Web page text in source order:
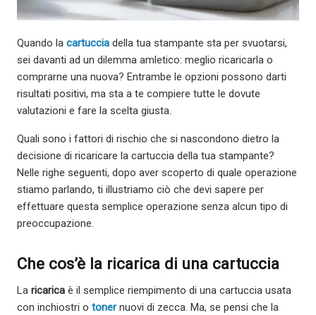
Quando la cartuccia della tua stampante sta per svuotarsi,
sei davanti ad un dilemma amletico: meglio ricaricarla o
comprarne una nuova? Entrambe le opzioni possono darti
risultati positivi, ma sta a te compiere tutte le dovute
valutazioni e fare la scelta giusta.
Quali sono i fattori di rischio che si nascondono dietro la
decisione di ricaricare la cartuccia della tua stampante?
Nelle righe seguenti, dopo aver scoperto di quale operazione
stiamo parlando, ti illustriamo ciò che devi sapere per
effettuare questa semplice operazione senza alcun tipo di
preoccupazione.
Che cos’è la ricarica di una cartuccia
La ricarica è il semplice riempimento di una cartuccia usata
con inchiostri o tonernuovi di zecca. Ma, se pensi che la